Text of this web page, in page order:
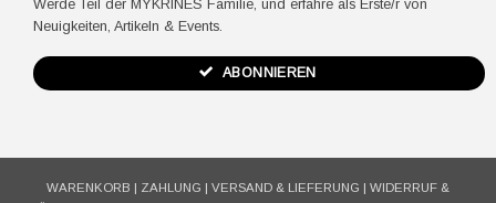
Werde Teil der MYKRINES Familie, und erfahre als Erste/r von
Neuigkeiten, Artikeln & Events.
ABONNIEREN
WARENKORB | ZAHLUNG | VERSAND & LIEFERUNG | WIDERRUF &